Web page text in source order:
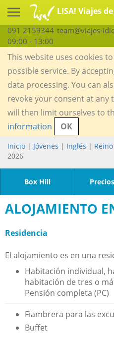
LISA! Viajes
091 2159344 team@viajes-
09:00 - 13:00
This website uses cookies
possible service. By
data processing. You can
revoke your consent at any
will then limit ourselves to
information
OK
Inicio | Jóvenes | Inglés |
2026
Box Hill
ALOJAMIENTO
Residencia
El alojamiento es en una
Habitación individual,
habitación de tres o
Pensión completa (PC)
Fiambrera para las
Buffet